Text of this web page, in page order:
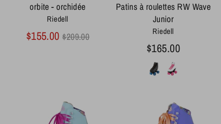
orbite - orchidée
Riedell
$155.00 Prix
$209.00
Patins à roulettes RW Wave
Junior
Riedell
$165.00